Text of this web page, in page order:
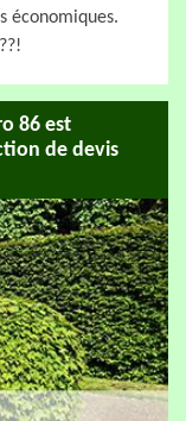
économiques.
86 est
de devis